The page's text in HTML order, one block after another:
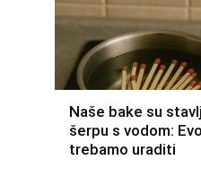
Naše bake su
šerpu s vodom:
trebamo uraditi